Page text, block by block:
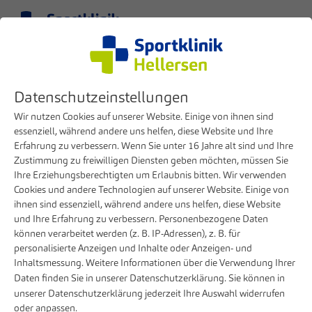
Ehrgeiz braucht Gesundheit – und starke Partner
23. JUNI 2025
Ehrgeiz braucht Gesundheit – und
starke Partner
Die Inklusive Sport Gemeinschaft setzt auf die
Sportklinik Hellersen zur gezielten
Wettkampfvorbereitung
Auch in diesem Jahr ist die Inklusive Sport Gemeinschaft
(ISG) aus Lüdenscheid wieder mit vollem Einsatz dabei,
wenn es um die Vorbereitung auf den AOK-Firmenlauf geht.
Datenschutzeinstellungen
Wir nutzen Cookies auf unserer Website. Einige von ihnen sind
essenziell, während andere uns helfen, diese Website und Ihre
Erfahrung zu verbessern. Wenn Sie unter 16 Jahre alt sind und Ihre
Zustimmung zu freiwilligen Diensten geben möchten, müssen Sie
Ihre Erziehungsberechtigten um Erlaubnis bitten. Wir verwenden
Cookies und andere Technologien auf unserer Website. Einige von
ihnen sind essenziell, während andere uns helfen, diese Website
und Ihre Erfahrung zu verbessern. Personenbezogene Daten
können verarbeitet werden (z. B. IP-Adressen), z. B. für
personalisierte Anzeigen und Inhalte oder Anzeigen- und
Inhaltsmessung. Weitere Informationen über die Verwendung Ihrer
Daten finden Sie in unserer Datenschutzerklärung. Sie können in
unserer Datenschutzerklärung jederzeit Ihre Auswahl widerrufen
oder anpassen.